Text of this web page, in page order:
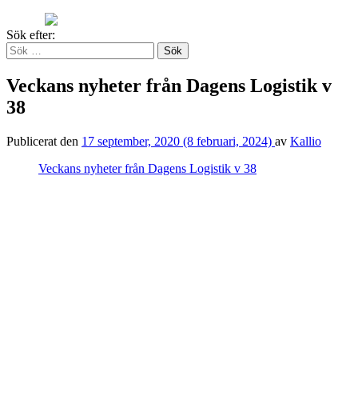
Sök efter:
Veckans nyheter från Dagens Logistik v
38
Publicerat den 17 september, 2020 (8 februari, 2024) av Kallio
Veckans nyheter från Dagens Logistik v 38